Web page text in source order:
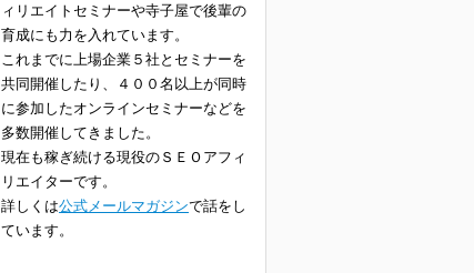
ィリエイトセミナーや寺子屋で後輩の
育成にも力を入れています。
これまでに上場企業５社とセミナーを
共同開催したり、４００名以上が同時
に参加したオンラインセミナーなどを
多数開催してきました。
現在も稼ぎ続ける現役のＳＥＯアフィ
リエイターです。
詳しくは公式メールマガジンで話をし
ています。